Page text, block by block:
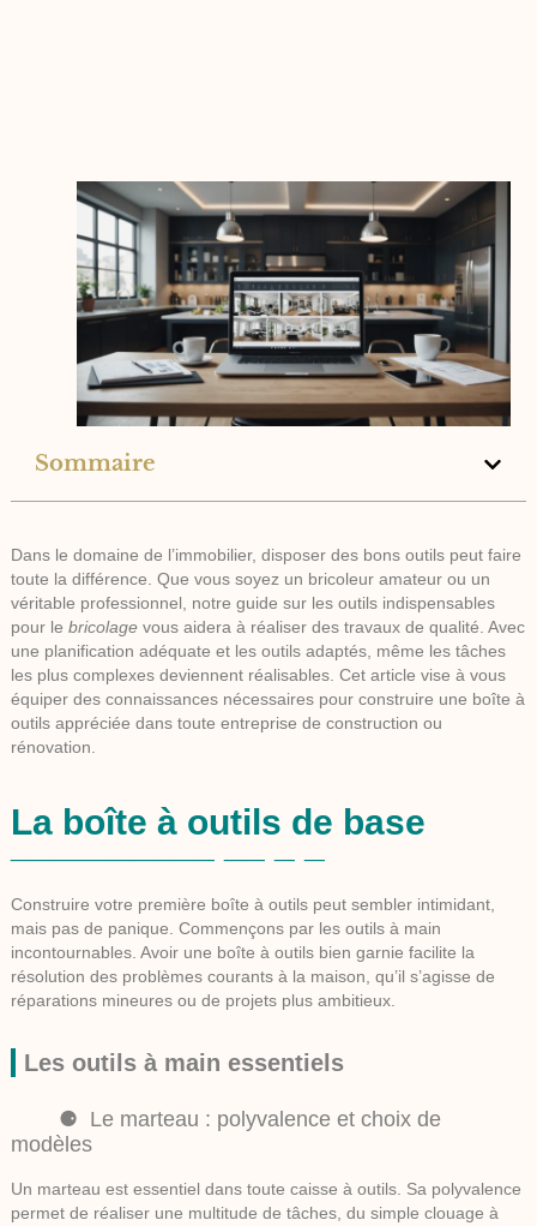
Sommaire
Dans le domaine de l’immobilier, disposer des bons outils peut faire
toute la différence. Que vous soyez un bricoleur amateur ou un
véritable professionnel, notre guide sur les outils indispensables
pour le bricolagevous aidera à réaliser des travauxde qualité. Avec
une planification adéquate et les outils adaptés, même les tâches
les plus complexes deviennent réalisables. Cet article vise à vous
équiper des connaissances nécessaires pour construire une boîte à
outils appréciée dans toute entreprise de construction ou
rénovation.
La boîte à outils de base
Construire votre première boîte à outilspeut sembler intimidant,
mais pas de panique. Commençons par les outils à main
incontournables. Avoir une boîte à outils bien garnie facilite la
résolution des problèmes courants à la maison, qu’il s’agisse de
réparations mineures ou de projets plus ambitieux.
Les outils à main essentiels
Le marteau : polyvalence et choix de
modèles
Un marteau est essentiel dans toute caisse à outils. Sa polyvalence
permet de réaliser une multitude de tâches, du simple clouage à